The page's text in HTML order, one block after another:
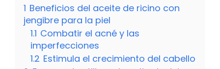
1 Beneficios del aceite de ricino con
jengibre para la piel
1.1 Combatir el acné y las
imperfecciones
1.2 Estimula el crecimiento del cabello